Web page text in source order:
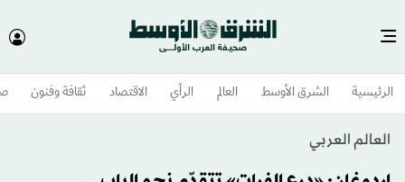
الرئيسية الشرق الأوسط​ العالم الرأي الاقتصاد ثقافة وفنون
العالم العربي